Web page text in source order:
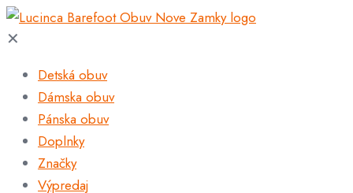
✕
Detská obuv
Dámska obuv
Pánska obuv
Doplnky
Značky
Výpredaj